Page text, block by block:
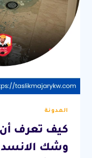
المدونة
كيف تعرف
وشك